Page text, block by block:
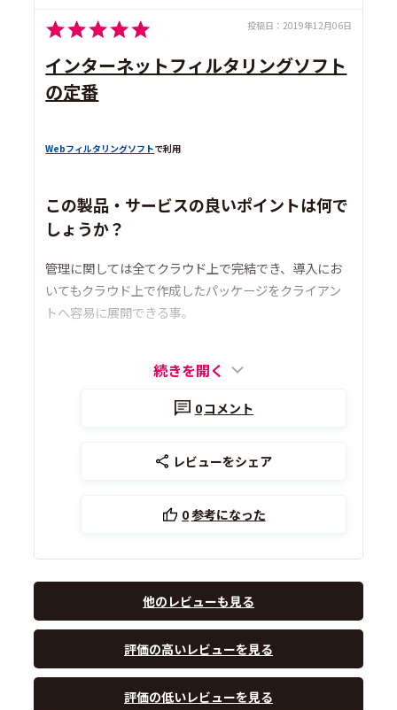
投稿日： 2019年12月06日
インターネットフィルタリングソフト
の定番
Webフィルタリングソフトで利用
この製品・サービスの良いポイントは何で
しょうか？
管理に関しては全てクラウド上で完結でき、導入にお
いてもクラウド上で作成したパッケージをクライアン
トへ容易に展開できる事。
続きを開く
0コメント
レビューをシェア
0参考になった
他のレビューも見る
評価の高いレビューを見る
評価の低いレビューを見る